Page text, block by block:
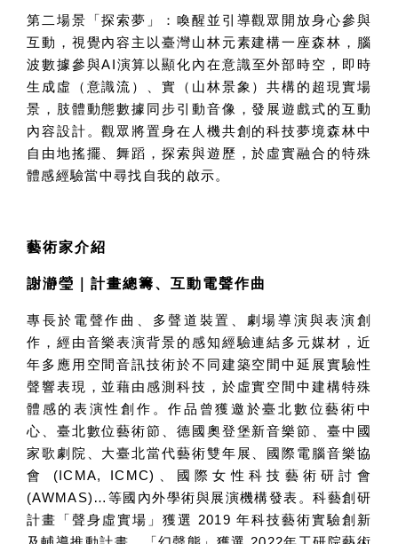
第二場景「探索夢」：喚醒並引導觀眾開放身心參與
互動，視覺內容主以臺灣山林元素建構一座森林，腦
波數據參與AI 演算以顯化內在意識至外部時空，即時
生成虛（意識流）、實（山林景象）共構的超現實場
景，肢體動態數據同步引動音像，發展遊戲式的互動
內容設計。觀眾將置身在人機共創的科技夢境森林中
自由地搖擺、舞蹈，探索與遊歷，於虛實融合的特殊
體感經驗當中尋找自我的啟示。
藝術家介紹
謝瀞瑩 計畫總籌、互動電聲作曲
專長於電聲作曲、多聲道裝置、劇場導演與表演創
作，經由音樂表演背景的感知經驗連結多元媒材，近
年多應用空間音訊技術於不同建築空間中延展實驗性
聲響表現，並藉由感測科技，於虛實空間中建構特殊
體感的表演性創作。作品曾獲邀於臺北數位藝術中
心、臺北數位藝術節、德國奧登堡新音樂節、臺中國
家歌劇院、大臺北當代藝術雙年展、國際電腦音樂協
會
(ICMA, ICMC) 、國際女性科技藝術研討會
(AWMAS) …等國內外學術與展演機構發表。科藝創研
計畫「聲身虛實場」獲選 2019 年科技藝術實驗創新